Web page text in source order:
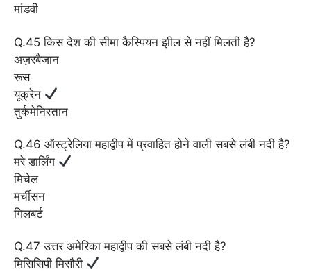
मांडवी
Q.45 किस देश की सीमा कैस्पियन झील से नहीं मिलती है?
अज़रबैजान
रूस
यूक्रेन
तुर्कमेनिस्तान
Q.46 ऑस्ट्रेलिया महाद्वीप में प्रवाहित होने वाली सबसे लंबी नदी है?
मरे डार्लिंग
मिचेल
मर्चीसन
गिलबर्ट
Q.47 उत्तर अमेरिका महाद्वीप की सबसे लंबी नदी है?
मिसिसिपी मिसौरी